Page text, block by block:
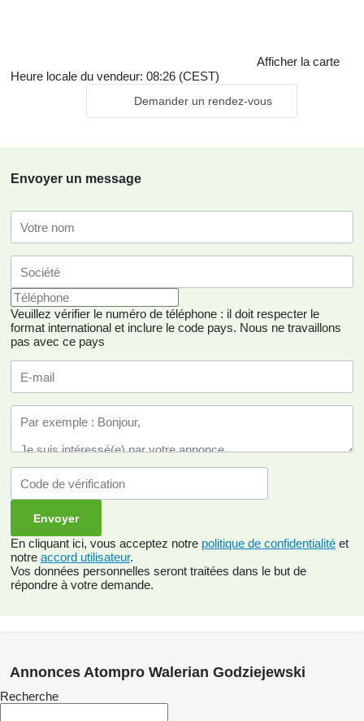
Afficher la carte
Heure locale du vendeur: 08:26 (CEST)
Demander un rendez-vous
Envoyer un message
Veuillez vérifier le numéro de téléphone : il doit respecter le
format international et inclure le code pays. Nous ne travaillons
pas avec ce pays
En cliquant ici, vous acceptez notre politique de confidentialité et
notre accord utilisateur.
Vos données personnelles seront traitées dans le but de
répondre à votre demande.
Annonces Atompro Walerian Godziejewski
Recherche